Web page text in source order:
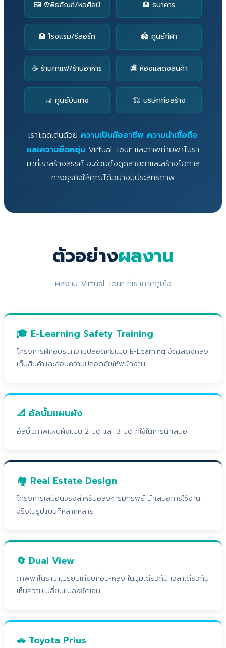
🖼️ พิพิธภัณฑ์/หอศิลป์ 🏦 ธนาคาร
🏨 โรงแรม/รีสอร์ท 🏟️ ศูนย์กีฬา
☕ ร้านกาแฟ/ร้านอาหาร 🏬 ห้องแสดงสินค้า
🎢 ศูนย์บันเทิง 🏗️ บริษัทก่อสร้าง
เราโดดเด่นด้วย ความเป็นมืออาชีพ ความน่าเชื่อถือ
และความยืดหยุ่น Virtual Tour และภาพถ่ายพาโนรา
มาที่เราสร้างสรรค์ จะช่วยดึงดูดสายตาและสร้างโอกาส
ทางธุรกิจให้คุณได้อย่างมีประสิทธิภาพ
ตัวอย่างผลงาน
ผลงาน Virtual Tour ที่เราภาคภูมิใจ
🎓 E-Learning Safety Training
โครงการฝึกอบรมความปลอดภัยแบบ E-Learning จัดแสดงคลัง
เก็บสินค้าและสอนความปลอดภัยให้พนักงาน
📐 อัลบั้มแผนผัง
อัลบั้มภาพแผนผังแบบ 2 มิติ และ 3 มิติ ที่ใช้ในการนำเสนอ
🏘️ Real Estate Design
โครงการเสมือนจริงสำหรับอสังหาริมทรัพย์ นำเสนอการใช้งาน
จริงในรูปแบบที่หลากหลาย
🔄 Dual View
ภาพพาโนรามาเปรียบเทียบก่อน-หลัง ในมุมเดียวกัน เวลาเดียวกัน
เห็นความเปลี่ยนแปลงชัดเจน
🚗 Toyota Prius